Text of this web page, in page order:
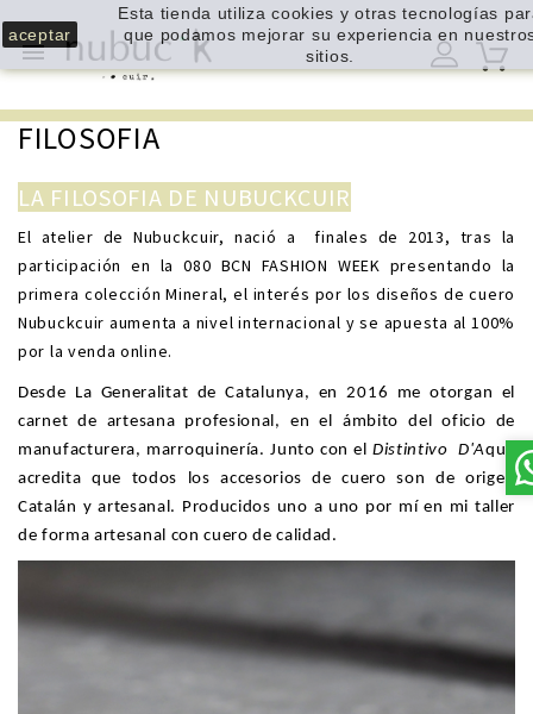

FILOSOFIA
LA FILOSOFIA DE NUBUCKCUIR
El atelier de Nubuckcuir, nació a
finales de 2013, tras la
participación en la 080 BCN FASHION WEEK presentando la
primera colección Mineral, el interés por los diseños de cuero
Nubuckcuir aumenta a nivel internacional y se apuesta al 100%
por la venda online.
Desde La Generalitat de Catalunya, en 2016 me otorgan el
carnet de artesana profesional, en el ámbito del oficio de
manufacturera, marroquinería. Junto con el Distintivo D'Aque
acredita que todos los accesorios de cuero son de origen
Catalán y artesanal. Producidos uno a uno por mí en mi taller
de forma artesanal con cuero de calidad.
aceptar
Esta tienda utiliza cookies y otras tecnologías
que podamos mejorar su experiencia en
sitios.